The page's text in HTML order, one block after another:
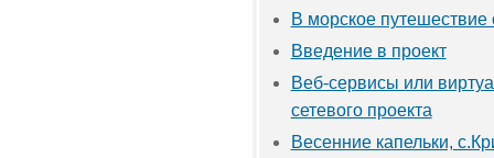
В морское путешествие
Введение в проект
Веб-сервисы или
сетевого проекта
Весенние капельки,